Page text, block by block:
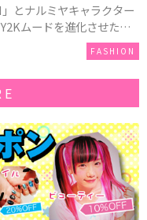
とナルミヤキャラクター
ムードを進化させた新
FASHION